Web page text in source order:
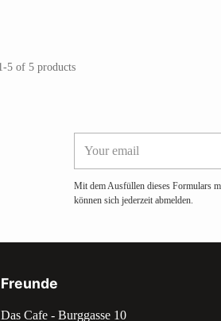
5 of 5 products
Mit dem Ausfüllen dieses Formulars
können sich jederzeit abmelden.
Freunde
Das Cafe - Burggasse 10